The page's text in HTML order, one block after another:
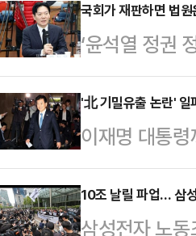
증)가 포함된
될 경우 발생
측은 과거 삼
장 화재 사례
원에서 수조
함께 제출해
국회가 재판하면 법
‘윤석열 정권
도 진행 중이
더불어민주당
대해 국정조
정할 일이라
집권당이 ‘조
'北 기밀유출 논란'
이재명 대통
부 장관의 기
끌어올렸다.
10조 날릴 파업… 삼
삼성전자 노